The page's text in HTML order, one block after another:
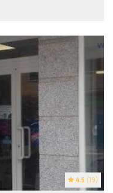
4.5 (19)